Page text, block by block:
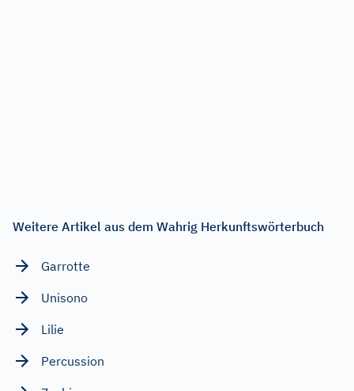
Weitere Artikel aus dem Wahrig Herkunftswörterbuch
Garrotte
Unisono
Lilie
Percussion